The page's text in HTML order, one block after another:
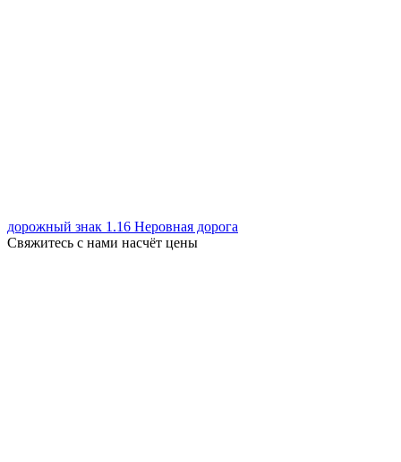
дорожный знак 1.16 Неровная дорога
Свяжитесь с нами насчёт цены